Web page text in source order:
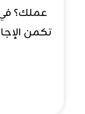
عملك؟ في
تكمن